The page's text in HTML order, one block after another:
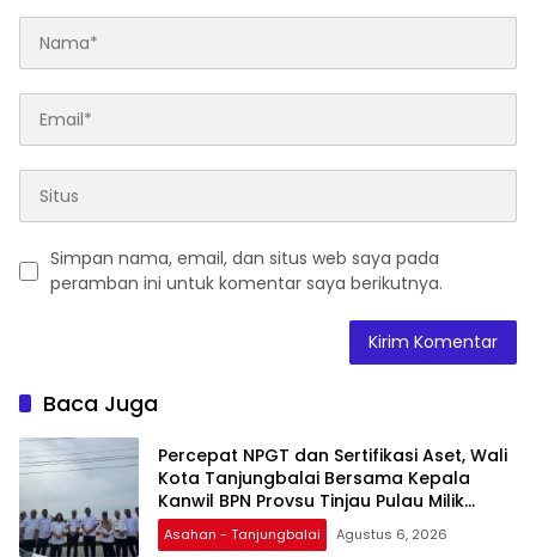
Simpan nama, email, dan situs web saya pada
peramban ini untuk komentar saya berikutnya.
Baca Juga
Percepat NPGT dan Sertifikasi Aset, Wali
Kota Tanjungbalai Bersama Kepala
Kanwil BPN Provsu Tinjau Pulau Milik
Pemko
Asahan - Tanjungbalai Agustus 6, 2026